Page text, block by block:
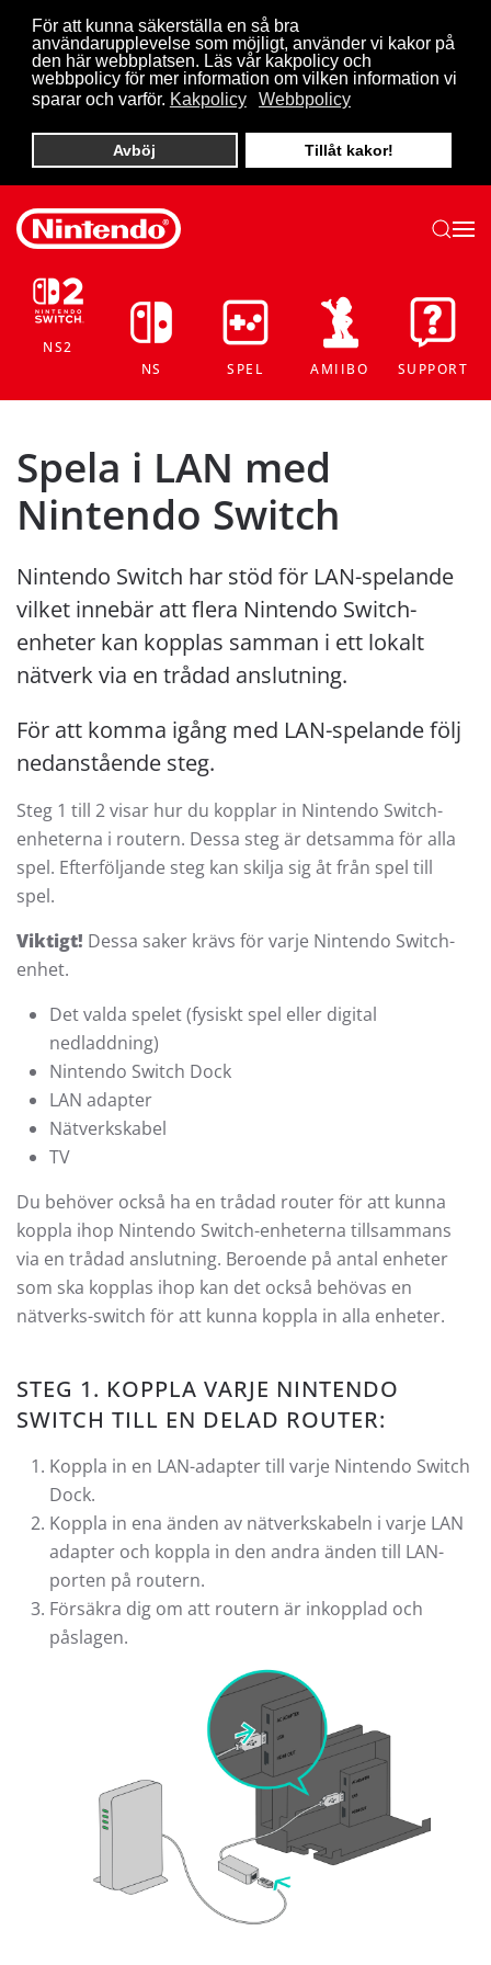
För att kunna säkerställa en så bra
användarupplevelse som möjligt, använder vi kakor på
den här webbplatsen. Läs vår kakpolicy och
webbpolicy för mer information om vilken information vi
sparar och varför. Kakpolicy Webbpolicy
Avböj Tillåt kakor!
Skip to main content
NS2
NS
SPEL AMIIBO SUPPORT
Spela i LAN med
Nintendo Switch
Nintendo Switch har stöd för LAN-spelande
vilket innebär att flera Nintendo Switch-
enheter kan kopplas samman i ett lokalt
nätverk via en trådad anslutning.
För att komma igång med LAN-spelande följ
nedanstående steg.
Steg 1 till 2 visar hur du kopplar in Nintendo Switch-
enheterna i routern. Dessa steg är detsamma för alla
spel. Efterföljande steg kan skilja sig åt från spel till
spel.
Viktigt! Dessa saker krävs för varje Nintendo Switch-
enhet.
Det valda spelet (fysiskt spel eller digital
nedladdning)
Nintendo Switch Dock
LAN adapter
Nätverkskabel
TV
Du behöver också ha en trådad router för att kunna
koppla ihop Nintendo Switch-enheterna tillsammans
via en trådad anslutning. Beroende på antal enheter
som ska kopplas ihop kan det också behövas en
nätverks-switch för att kunna koppla in alla enheter.
STEG 1. KOPPLA VARJE NINTENDO
SWITCH TILL EN DELAD ROUTER:
Koppla in en LAN-adapter till varje Nintendo Switch
Dock.
Koppla in ena änden av nätverkskabeln i varje LAN
adapter och koppla in den andra änden till LAN-
porten på routern.
Försäkra dig om att routern är inkopplad och
påslagen.